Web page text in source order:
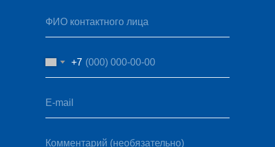
ФИО контактного лица
+7
E-mail
Комментарий (необязательно)